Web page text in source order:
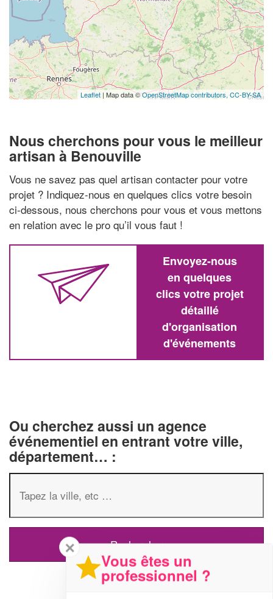
Leaflet | Map data ©OpenStreetMap contributors, CC-BY-SA
Nous cherchons pour vous le meilleur
artisan à Benouville
Vous ne savez pas quel artisan contacter pour votre
projet ? Indiquez-nous en quelques clics votre besoin
ci-dessous, nous cherchons pour vous et vous mettons
en relation avec le pro qu’il vous faut !
Envoyez-nous
en quelques
clics votre projet
détaillé
d'organisation
d'événements
Ou cherchez aussi un agence
événementiel en entrant votre ville,
département… :
✕
Vous êtes un
professionnel ?